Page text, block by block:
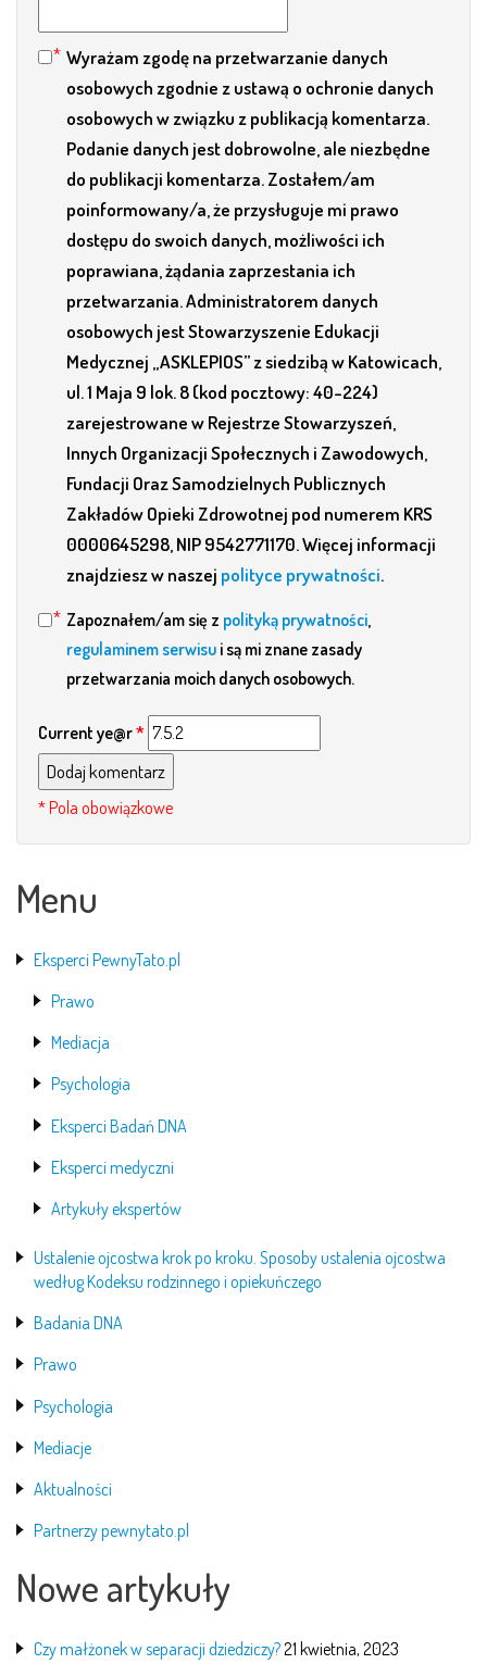
Wyrażam zgodę na przetwarzanie danych
osobowych zgodnie z ustawą o ochronie danych
osobowych w związku z publikacją komentarza.
Podanie danych jest dobrowolne, ale niezbędne
do publikacji komentarza. Zostałem/am
poinformowany/a, że przysługuje mi prawo
dostępu do swoich danych, możliwości ich
poprawiana, żądania zaprzestania ich
przetwarzania. Administratorem danych
osobowych jest Stowarzyszenie Edukacji
Medycznej „ASKLEPIOS” z siedzibą w Katowicach,
ul. 1 Maja 9 lok. 8 (kod pocztowy: 40-224)
zarejestrowane w Rejestrze Stowarzyszeń,
Innych Organizacji Społecznych i Zawodowych,
Fundacji Oraz Samodzielnych Publicznych
Zakładów Opieki Zdrowotnej pod numerem KRS
0000645298, NIP 9542771170. Więcej informacji
znajdziesz w naszej polityce prywatności.
Zapoznałem/am się z polityką prywatności
regulaminem serwisu i są mi znane zasady
przetwarzania moich danych osobowych.
Current ye@r*
Menu
Eksperci PewnyTato.pl
Prawo
Mediacja
Psychologia
Eksperci Badań DNA
Eksperci medyczni
Artykuły ekspertów
Ustalenie ojcostwa krok po kroku. Sposoby ustalenia ojcostwa
według Kodeksu rodzinnego i opiekuńczego
Badania DNA
Prawo
Psychologia
Mediacje
Aktualności
Partnerzy pewnytato.pl
Nowe artykuły
Czy małżonek w separacji dziedziczy?21 kwietnia, 2023